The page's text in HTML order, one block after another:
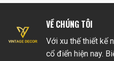
VỀ CHÚNG TÔI
Với xu thế thiết kế
cổ điển hiện nay.